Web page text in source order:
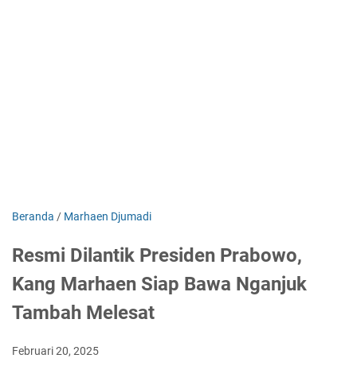
Beranda / Marhaen Djumadi
Resmi Dilantik Presiden Prabowo,
Kang Marhaen Siap Bawa Nganjuk
Tambah Melesat
Februari 20, 2025